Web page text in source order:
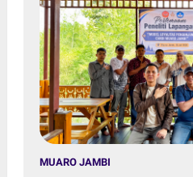
MUARO JAMBI